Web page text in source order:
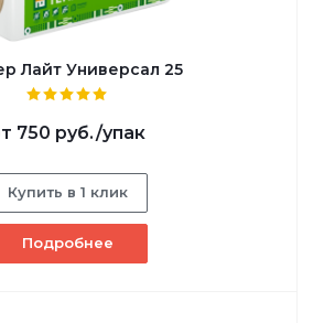
Лайт Универсал 25
750 руб./упак
Купить в 1 клик
Подробнее